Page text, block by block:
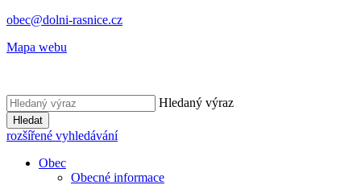
obec@dolni-rasnice.cz
Mapa webu
Hledaný výraz
Hledat
rozšířené vyhledávání
Obec
Obecné informace